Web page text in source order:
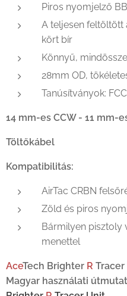
Piros nyomjelző
A teljesen
kört bír
Könnyű,
28mm OD,
Tanúsítványok:
14 mm-es CCW - 11 mm-
Töltőkábel
Kompatibilitás:
AirTac CRBN
Zöld és piros
Bármilyen pisztoly
menettel
AceTech Brighter R
Magyar használati